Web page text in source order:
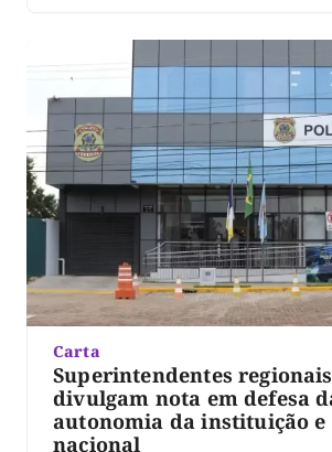
Carta
Superintendentes
divulgam nota em defesa
autonomia da instituição e
nacional